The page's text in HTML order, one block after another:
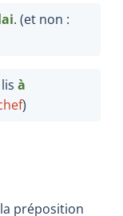
. (et non :
à
)
préposition